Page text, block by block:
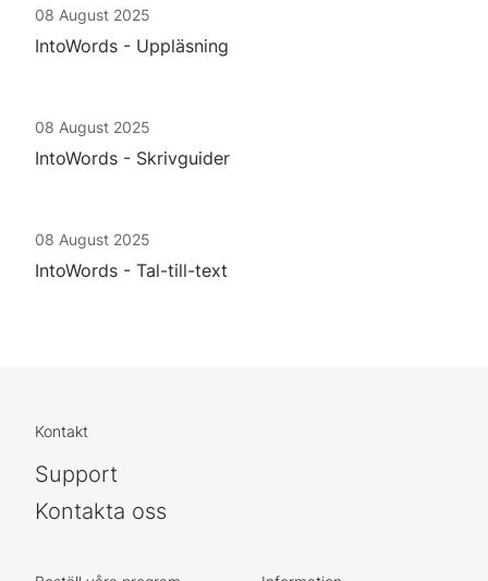
08 August 2025
IntoWords - Uppläsning
08 August 2025
IntoWords - Skrivguider
08 August 2025
IntoWords - Tal-till-text
Kontakt
Support
Kontakta oss